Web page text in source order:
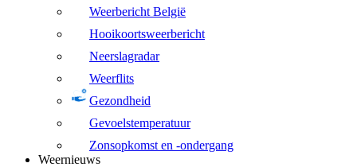
Weerbericht België
Hooikoortsweerbericht
Neerslagradar
Weerflits
Gezondheid
Gevoelstemperatuur
Zonsopkomst en -ondergang
Weernieuws